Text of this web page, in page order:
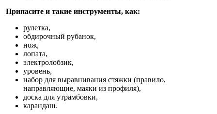
Припасите и такие инструменты, как:
рулетка,
обдирочный рубанок,
нож,
лопата,
электролобзик,
уровень,
набор для выравнивания стяжки (правило,
направляющие, маяки из профиля),
доска для утрамбовки,
карандаш.